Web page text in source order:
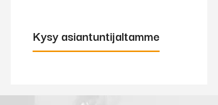
Kysy asiantuntijaltamme